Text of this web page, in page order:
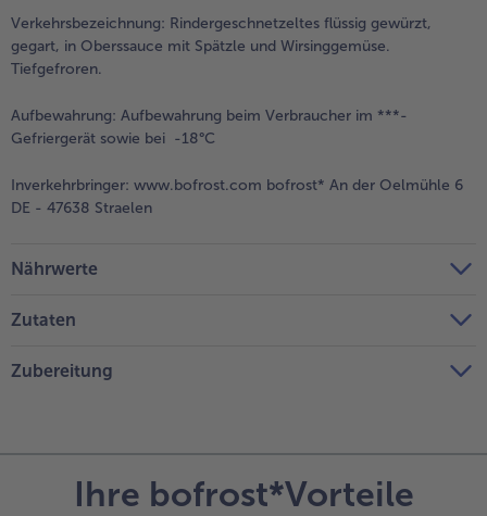
Verkehrsbezeichnung: Rindergeschnetzeltes flüssig gewürzt,
gegart, in Oberssauce mit Spätzle und Wirsinggemüse.
Tiefgefroren.
Aufbewahrung: Aufbewahrung beim Verbraucher im ***-
Gefriergerät sowie bei -18°C
Inverkehrbringer: www.bofrost.com bofrost* An der Oelmühle 6
DE - 47638 Straelen
Nährwerte
Zutaten
Zubereitung
Ihre bofrost*Vorteile